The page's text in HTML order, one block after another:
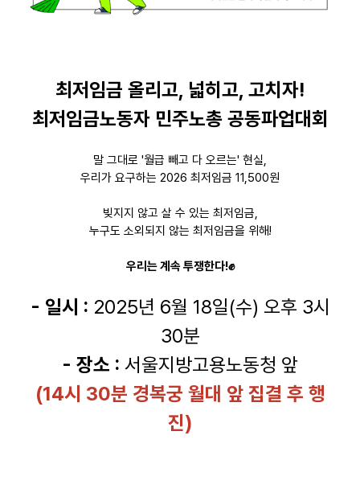
최저임금 올리고, 넓히고, 고치자!
최저임금노동자 민주노총 공동파업대회
말 그대로 '월급 빼고 다 오르는' 현실,
우리가 요구하는 2026 최저임금 11,500원
빚지지 않고 살 수 있는 최저임금,
누구도 소외되지 않는 최저임금을 위해!
우리는 계속 투쟁한다!✊
- 일시 : 2025년 6월 18일(수) 오후 3시
30분
- 장소 : 서울지방고용노동청 앞
(14시 30분 경복궁 월대 앞 집결 후 행
진)